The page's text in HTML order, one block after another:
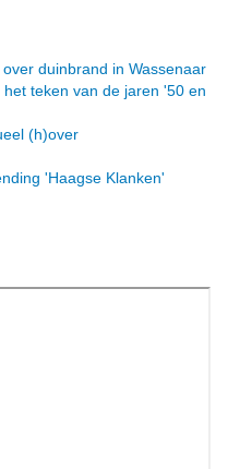
duinbrand in Wassenaar
teken van de jaren '50 en
(h)over
'Haagse Klanken'